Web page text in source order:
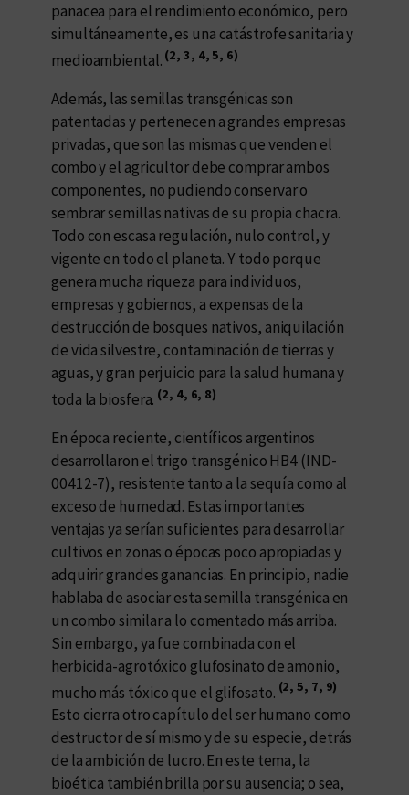
panacea para el rendimiento económico, pero
simultáneamente, es una catástrofe sanitaria y
medioambiental. (2, 3, 4, 5, 6)
Además, las semillas transgénicas son
patentadas y pertenecen a grandes empresas
privadas, que son las mismas que venden el
combo y el agricultor debe comprar ambos
componentes, no pudiendo conservar o
sembrar semillas nativas de su propia chacra.
Todo con escasa regulación, nulo control, y
vigente en todo el planeta. Y todo porque
genera mucha riqueza para individuos,
empresas y gobiernos, a expensas de la
destrucción de bosques nativos, aniquilación
de vida silvestre, contaminación de tierras y
aguas, y gran perjuicio para la salud humana y
toda la biosfera. (2, 4, 6, 8)
En época reciente, científicos argentinos
desarrollaron el trigo transgénico HB4 (IND-
00412-7), resistente tanto a la sequía como al
exceso de humedad. Estas importantes
ventajas ya serían suficientes para desarrollar
cultivos en zonas o épocas poco apropiadas y
adquirir grandes ganancias. En principio, nadie
hablaba de asociar esta semilla transgénica en
un combo similar a lo comentado más arriba.
Sin embargo, ya fue combinada con el
herbicida-agrotóxico glufosinato de amonio,
mucho más tóxico que el glifosato. (2, 5, 7, 9)
Esto cierra otro capítulo del ser humano como
destructor de sí mismo y de su especie, detrás
de la ambición de lucro. En este tema, la
bioética también brilla por su ausencia; o sea,